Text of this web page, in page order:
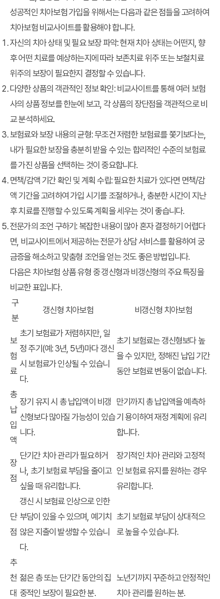
성공적인 치아보험 가입을 위해서는 다음과 같은 점들을 고려하여
치아보험 비교사이트를 활용해야 합니다.
자신의 치아 상태 및 필요 보장 파악:현재 치아 상태는 어떤지, 향
후 어떤 치료를 예상하는지에 따라 보존치료 위주 또는 보철치료
위주의 보장이 필요한지 결정할 수 있습니다.
다양한 상품의 객관적인 정보 확인:비교사이트를 통해 여러 보험
사의 상품 정보를 한눈에 보고, 각 상품의 장단점을 객관적으로 비
교 분석하세요.
보험료와 보장 내용의 균형:무조건 저렴한 보험료를 쫓기보다는,
내가 필요한 보장을 충분히 받을 수 있는 합리적인 수준의 보험료
를 가진 상품을 선택하는 것이 중요합니다.
면책/감액 기간 확인 및 계획 수립:필요한 치료가 있다면 면책/감
액 기간을 고려하여 가입 시기를 조절하거나, 충분한 시간이 지난
후 치료를 진행할 수 있도록 계획을 세우는 것이 좋습니다.
전문가의 조언 구하기: 복잡한 내용이 많아 혼자 결정하기 어렵다
면, 비교사이트에서 제공하는 전문가 상담 서비스를 활용하여 궁
금증을 해소하고 맞춤형 조언을 얻는 것도 좋은 방법입니다.
다음은 치아보험 상품 유형 중 갱신형과 비갱신형의 주요 특징을
비교한 표입니다.
구
분
갱신형 치아보험 비갱신형 치아보험
보
험
료
초기 보험료가 저렴하지만, 일
정 주기(예: 3년, 5년)마다 갱신
시 보험료가 인상될 수 있습니
다.
초기 보험료는 갱신형보다 높
을 수 있지만, 정해진 납입 기간
동안 보험료 변동이 없습니다.
총
납
입
액
장기 유지 시 총 납입액이 비갱
신형보다 많아질 가능성이 있습
니다.
만기까지 총 납입액을 예측하
기 용이하여 재정 계획에 유리
합니다.
장
점
단기간 치아 관리가 필요하거
나, 초기 보험료 부담을 줄이고
싶을 때 유리합니다.
장기적인 치아 관리와 고정적
인 보험료 유지를 원하는 경우
유리합니다.
단
점
갱신 시 보험료 인상으로 인한
부담이 있을 수 있으며, 예기치
않은 지출이 발생할 수 있습니
다.
초기 보험료 부담이 상대적으
로 높을 수 있습니다.
추
천
대
젊은 층 또는 단기간 동안의 집
중적인 보장이 필요한 분.
노년기까지 꾸준하고 안정적인
치아 관리를 원하는 분.